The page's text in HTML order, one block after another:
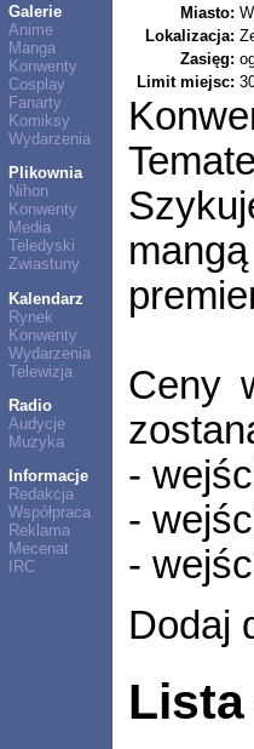
Galerie
Anime
Manga
Konwenty
Cosplay
Fanarty
Komiksy
Wydarzenia
Plikownia
Nihon
Konwenty
Media
Teledyski
Zwiastuny
Kalendarz
Rynek
Konwenty
Wydarzenia
Telewizja
Radio
Audycje
Muzyka
Informacje
Redakcja
Współpraca
Reklama
Mecenat
IRC
Miasto:
Lokalizacja:
Zasięg:
Limit miejsc:
Ceny
-
-
-
Dodaj